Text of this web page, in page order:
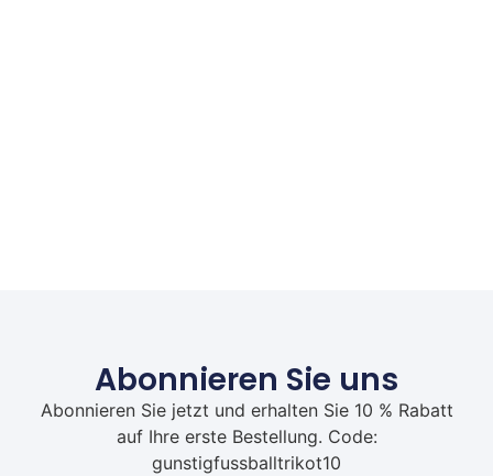
Abonnieren Sie uns
Abonnieren Sie jetzt und erhalten Sie 10 % Rabatt
auf Ihre erste Bestellung. Code:
gunstigfussballtrikot10